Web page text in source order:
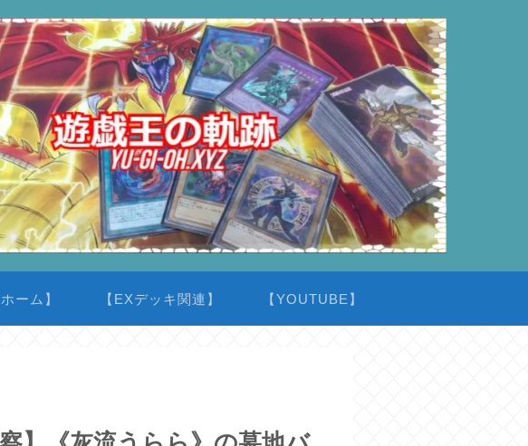
ホーム】 【EXデッキ関連】 【YOUTUBE】